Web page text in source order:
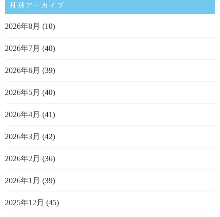
月別アーカイブ
2026年8月 (10)
2026年7月 (40)
2026年6月 (39)
2026年5月 (40)
2026年4月 (41)
2026年3月 (42)
2026年2月 (36)
2026年1月 (39)
2025年12月 (45)